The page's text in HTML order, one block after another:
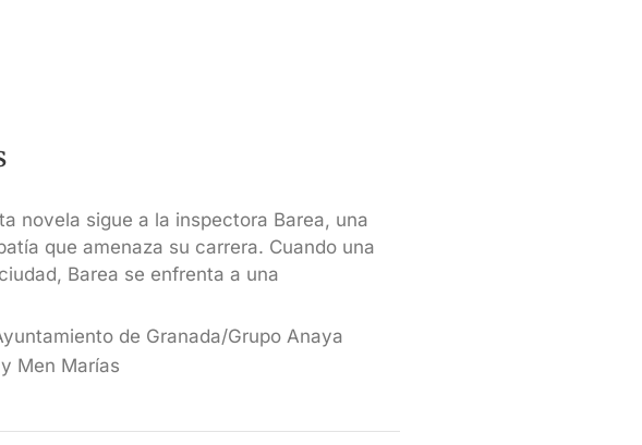
novela sigue a la inspectora Barea, una
que amenaza su carrera. Cuando una
Barea se enfrenta a una
de Granada/Grupo Anaya
Men Marías